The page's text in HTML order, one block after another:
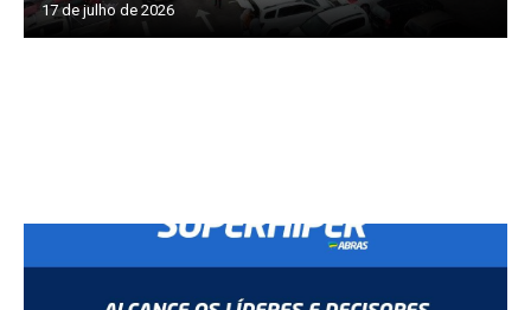
17 de julho de 2026